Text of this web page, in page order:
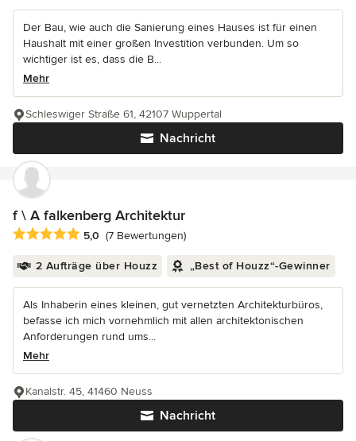
Der Bau, wie auch die Sanierung eines Hauses ist für einen
Haushalt mit einer großen Investition verbunden. Um so
wichtiger ist es, dass die B...
Mehr
Nachricht
Schleswiger Straße 61, 42107 Wuppertal
f \ A falkenberg Architektur
Durchschnittliche Bewertung: 5 von 5 Sternen
5,0 (7 Bewertungen)
2 Aufträge über Houzz „Best of Houzz“-Gewinner
Als Inhaberin eines kleinen, gut vernetzten Architekturbüros,
befasse ich mich vornehmlich mit allen architektonischen
Anforderungen rund ums...
Mehr
Nachricht
Kanalstr. 45, 41460 Neuss